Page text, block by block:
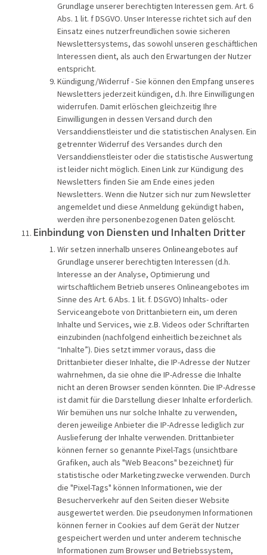
Grundlage unserer berechtigten Interessen gem. Art. 6
Abs. 1 lit. f DSGVO. Unser Interesse richtet sich auf den
Einsatz eines nutzerfreundlichen sowie sicheren
Newslettersystems, das sowohl unseren geschäftlichen
Interessen dient, als auch den Erwartungen der Nutzer
entspricht.
Kündigung/Widerruf - Sie können den Empfang unseres
Newsletters jederzeit kündigen, d.h. Ihre Einwilligungen
widerrufen. Damit erlöschen gleichzeitig Ihre
Einwilligungen in dessen Versand durch den
Versanddienstleister und die statistischen Analysen. Ein
getrennter Widerruf des Versandes durch den
Versanddienstleister oder die statistische Auswertung
ist leider nicht möglich. Einen Link zur Kündigung des
Newsletters finden Sie am Ende eines jeden
Newsletters. Wenn die Nutzer sich nur zum Newsletter
angemeldet und diese Anmeldung gekündigt haben,
werden ihre personenbezogenen Daten gelöscht.
Einbindung von Diensten und Inhalten Dritter
Wir setzen innerhalb unseres Onlineangebotes auf
Grundlage unserer berechtigten Interessen (d.h.
Interesse an der Analyse, Optimierung und
wirtschaftlichem Betrieb unseres Onlineangebotes im
Sinne des Art. 6 Abs. 1 lit. f. DSGVO) Inhalts- oder
Serviceangebote von Drittanbietern ein, um deren
Inhalte und Services, wie z.B. Videos oder Schriftarten
einzubinden (nachfolgend einheitlich bezeichnet als
“Inhalte”). Dies setzt immer voraus, dass die
Drittanbieter dieser Inhalte, die IP-Adresse der Nutzer
wahrnehmen, da sie ohne die IP-Adresse die Inhalte
nicht an deren Browser senden könnten. Die IP-Adresse
ist damit für die Darstellung dieser Inhalte erforderlich.
Wir bemühen uns nur solche Inhalte zu verwenden,
deren jeweilige Anbieter die IP-Adresse lediglich zur
Auslieferung der Inhalte verwenden. Drittanbieter
können ferner so genannte Pixel-Tags (unsichtbare
Grafiken, auch als "Web Beacons" bezeichnet) für
statistische oder Marketingzwecke verwenden. Durch
die "Pixel-Tags" können Informationen, wie der
Besucherverkehr auf den Seiten dieser Website
ausgewertet werden. Die pseudonymen Informationen
können ferner in Cookies auf dem Gerät der Nutzer
gespeichert werden und unter anderem technische
Informationen zum Browser und Betriebssystem,